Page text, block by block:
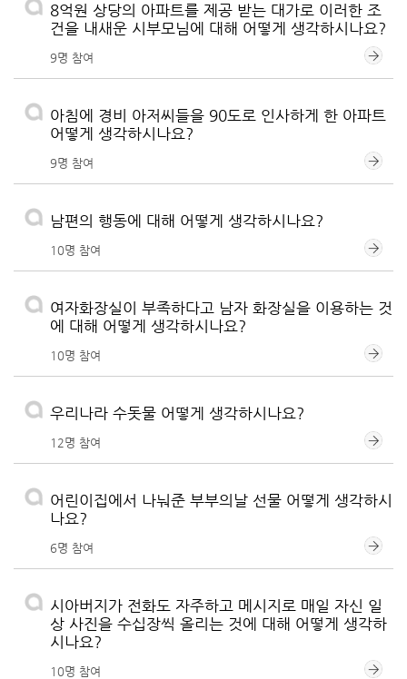
8억원 상당의 아파트를 제공 받는 대가로 이러한 조
건을 내새운 시부모님에 대해 어떻게 생각하시나요?
9명 참여
아침에 경비 아저씨들을 90도로 인사하게 한 아파트
어떻게 생각하시나요?
9명 참여
남편의 행동에 대해 어떻게 생각하시나요?
10명 참여
여자화장실이 부족하다고 남자 화장실을 이용하는 것
에 대해 어떻게 생각하시나요?
10명 참여
우리나라 수돗물 어떻게 생각하시나요?
12명 참여
어린이집에서 나눠준 부부의날 선물 어떻게 생각하시
나요?
6명 참여
시아버지가 전화도 자주하고 메시지로 매일 자신 일
상 사진을 수십장씩 올리는 것에 대해 어떻게 생각하
시나요?
10명 참여